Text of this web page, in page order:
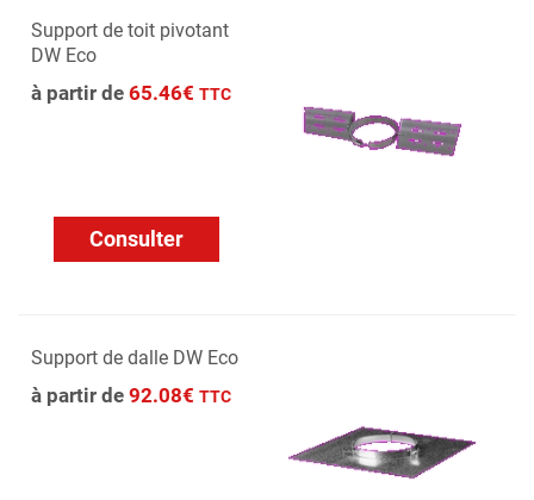
Support de toit pivotant
DW Eco
à partir de 65.46€ TTC
Consulter
Support de dalle DW Eco
à partir de 92.08€ TTC